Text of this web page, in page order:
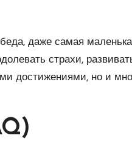
даже самая
страхи,
достижениями, но и